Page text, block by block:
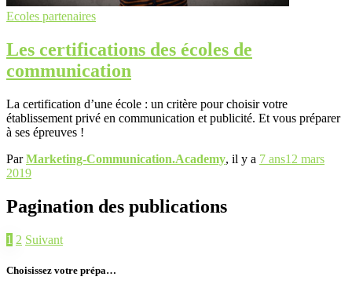
Ecoles partenaires
Les certifications des écoles de
communication
La certification d’une école : un critère pour choisir votre
établissement privé en communication et publicité. Et vous préparer
à ses épreuves !
ParMarketing-Communication.Academy, il y a 7 ans12 mars
2019
Pagination des publications
1 2 Suivant
Choisissez votre prépa…